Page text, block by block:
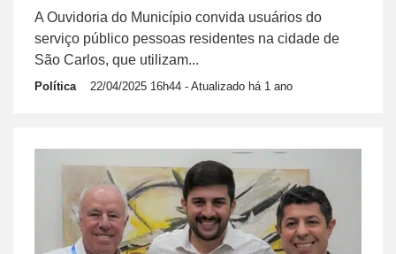
A Ouvidoria do Município convida usuários do
serviço público pessoas residentes na cidade de
São Carlos, que utilizam...
Política 22/04/2025 16h44 - Atualizado há 1 ano